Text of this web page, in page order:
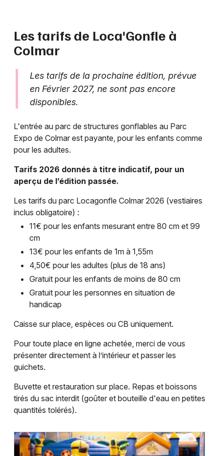
Les tarifs de Loca'Gonfle à
Colmar
Les tarifs de la prochaine édition, prévue
en Février 2027, ne sont pas encore
disponibles.
L'entrée au parc de structures gonflables au Parc
Expo de Colmar est payante, pour les enfants comme
pour les adultes.
Tarifs 2026 donnés à titre indicatif, pour un
aperçu de l’édition passée.
Les tarifs du parc Locagonfle Colmar 2026 (vestiaires
inclus obligatoire) :
11€ pour les enfants mesurant entre 80 cm et 99
cm
13€ pour les enfants de 1m à 1,55m
4,50€ pour les adultes (plus de 18 ans)
Gratuit pour les enfants de moins de 80 cm
Gratuit pour les personnes en situation de
handicap
Caisse sur place, espèces ou CB uniquement.
Pour toute place en ligne achetée, merci de vous
présenter directement à l’intérieur et passer les
guichets.
Buvette et restauration sur place. Repas et boissons
tirés du sac interdit (goûter et bouteille d'eau en petites
quantités tolérés).